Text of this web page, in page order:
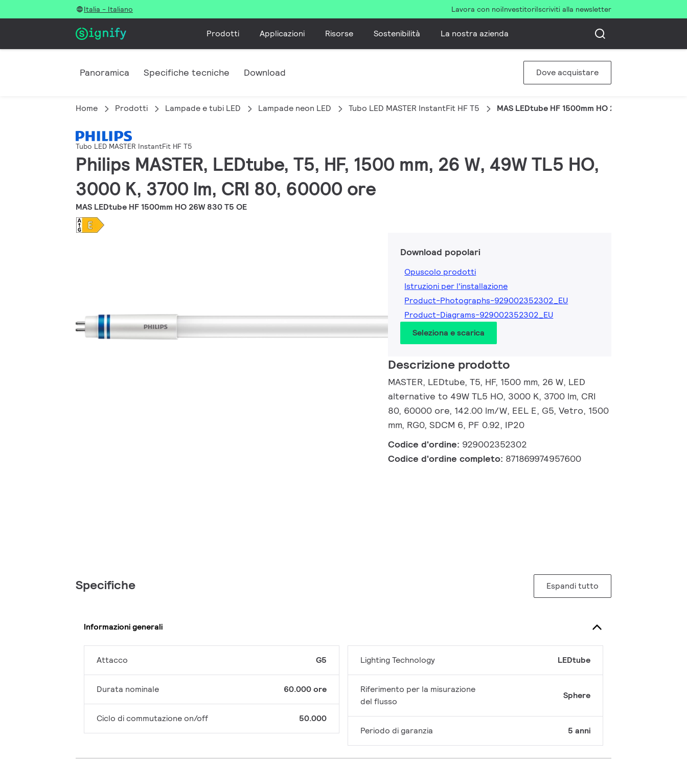
Italia - Italiano Lavora con noiInvestitoriIscriviti alla newsletter
Prodotti Applicazioni Risorse Sostenibilità La nostra azienda
Panoramica Specifiche tecniche Download Dove acquistare
Home Prodotti Lampade e tubi LED Lampade neon LED Tubo LED MASTER InstantFit HF T5 MAS LEDtube HF 1500mm HO 26W 830 T5 OE
Tubo LED MASTER InstantFit HF T5
Philips MASTER, LEDtube, T5, HF, 1500 mm, 26 W, 49W TL5 HO,
3000 K, 3700 lm, CRI 80, 60000 ore
MAS LEDtube HF 1500mm HO 26W 830 T5 OE
Download popolari
Opuscolo prodotti
Istruzioni per l'installazione
Product-Photographs-929002352302_EU
Product-Diagrams-929002352302_EU
Seleziona e scarica
Descrizione prodotto
MASTER, LEDtube, T5, HF, 1500 mm, 26 W, LED
alternative to 49W TL5 HO, 3000 K, 3700 lm, CRI
80, 60000 ore, 142.00 lm/W, EEL E, G5, Vetro, 1500
mm, RG0, SDCM 6, PF 0.92, IP20
Codice d'ordine: 929002352302
Codice d'ordine completo: 871869974957600
Specifiche Espandi tutto
Informazioni generali
Attacco G5
Durata nominale 60.000 ore
Ciclo di commutazione on/off 50.000
Lighting Technology LEDtube
Riferimento per la misurazione
del flusso
Sphere
Periodo di garanzia 5 anni